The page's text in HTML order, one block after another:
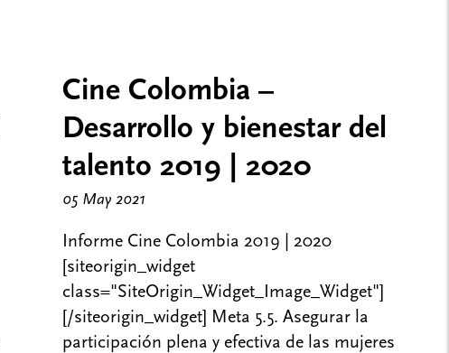
Cine Colombia –
Desarrollo y bienestar del
talento 2019 | 2020
05 May 2021
Informe Cine Colombia 2019 | 2020
[siteorigin_widget
class="SiteOrigin_Widget_Image_Widget"]
[/siteorigin_widget] Meta 5.5. Asegurar la
participación plena y efectiva de las mujeres